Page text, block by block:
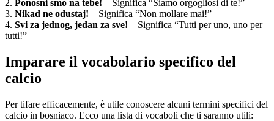
2. Ponosni smo na tebe! – Significa “Siamo orgogliosi di te!”
3. Nikad ne odustaj! – Significa “Non mollare mai!”
4. Svi za jednog, jedan za sve! – Significa “Tutti per uno, uno per
tutti!”
Imparare il vocabolario specifico del
calcio
Per tifare efficacemente, è utile conoscere alcuni termini specifici del
calcio in bosniaco. Ecco una lista di vocaboli che ti saranno utili: